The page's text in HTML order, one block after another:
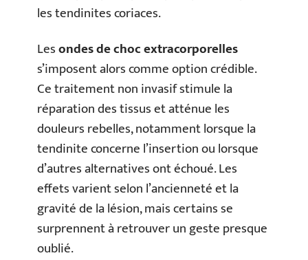
les tendinites coriaces.
Lesondes de choc extracorporelles
s’imposent alors comme option crédible.
Ce traitement non invasif stimule la
réparation des tissus et atténue les
douleurs rebelles, notamment lorsque la
tendinite concerne l’insertion ou lorsque
d’autres alternatives ont échoué. Les
effets varient selon l’ancienneté et la
gravité de la lésion, mais certains se
surprennent à retrouver un geste presque
oublié.